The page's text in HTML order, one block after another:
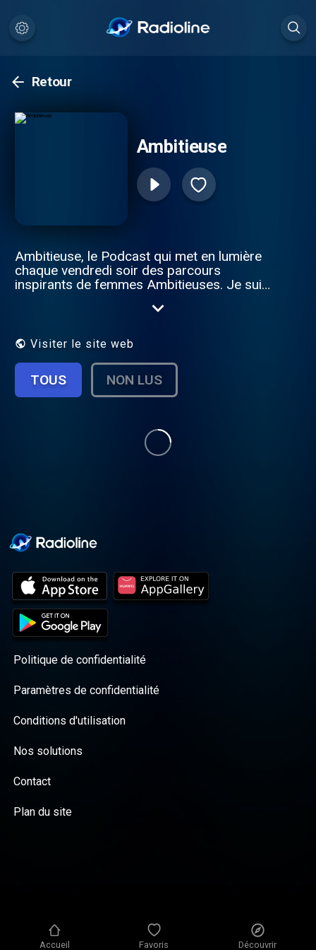
Accueil Favoris Découvrir
Retour
Ambitieuse
Ambitieuse, le Podcast qui met en lumière
chaque vendredi soir des parcours
inspirants de femmes Ambitieuses. Je suis
sur différentes plateformes depuis
réseaux sociaux sous le nom d'Elyrose. J’ai
femmes exceptionnelles et j’ai crée ce
podcast dans le but de partager ces
histoires qui méritent d’être connues. Les
sont riches et plein de rebondissements.
J'espère qu'ils vous inspireront.
Visiter le site web
TOUS NON LUS
Politique de confidentialité
Paramètres de confidentialité
Conditions d'utilisation
Nos solutions
Contact
Plan du site